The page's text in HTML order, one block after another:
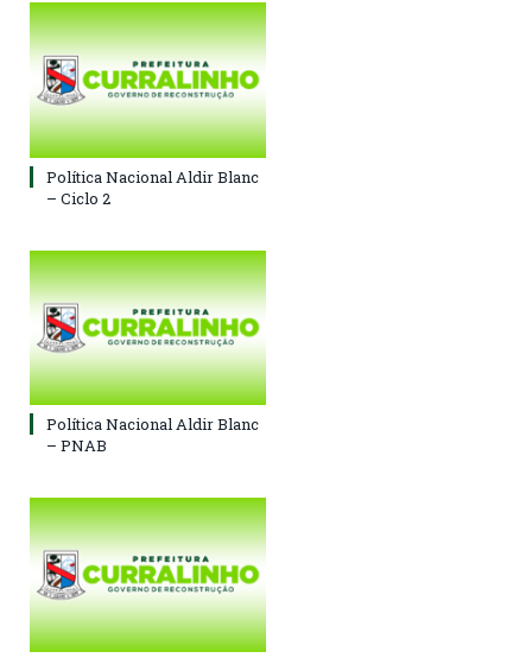
Política Nacional Aldir Blanc
– Ciclo 2
Política Nacional Aldir Blanc
– PNAB